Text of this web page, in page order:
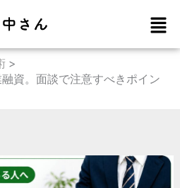
メ
ニ
ュ
資。面談で注意すべきポイン